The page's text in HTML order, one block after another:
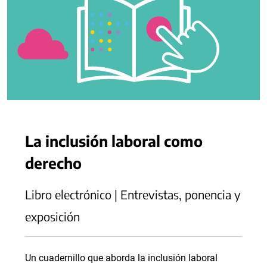
La inclusión laboral como
derecho
Libro electrónico | Entrevistas, ponencia y
exposición
Un cuadernillo que aborda la inclusión laboral